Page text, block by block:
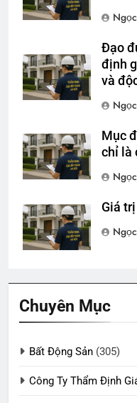
Đạo
định
và
Mục
chỉ là
Giá
Chuyên Mục
Bất Động Sản (305)
Công Ty Thẩm Định